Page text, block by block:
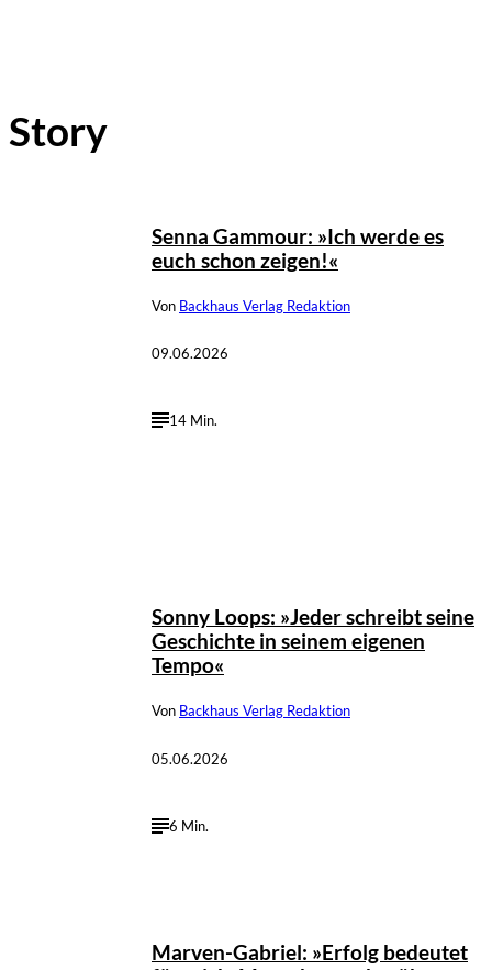
Story
Senna Gammour: »Ich werde es
euch schon zeigen!«
Von Backhaus Verlag Redaktion
09.06.2026
14 Min.
Sonny Loops: »Jeder schreibt seine
Geschichte in seinem eigenen
Tempo«
Von Backhaus Verlag Redaktion
05.06.2026
6 Min.
Marven-Gabriel: »Erfolg bedeutet